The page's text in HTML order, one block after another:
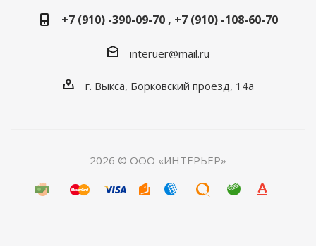
+7 (910) -390-09-70 , +7 (910) -108-60-70
interuer@mail.ru
г. Выкса, Борковский проезд, 14а
2026 © ООО «ИНТЕРЬЕР»